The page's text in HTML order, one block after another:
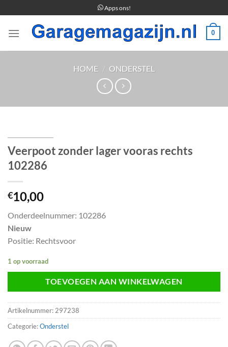
naar
inhoud
Apps ons!
0
HOME / ONDERSTEL
Veerpoot zonder lager vooras rechts
102286
€10,00
Onderdeelnummer: 102286
Nieuw
Positie: Rechtsvoor
1 op voorraad
TOEVOEGEN AAN WINKELWAGEN
Artikelnummer: 297238
Categorie:Onderstel